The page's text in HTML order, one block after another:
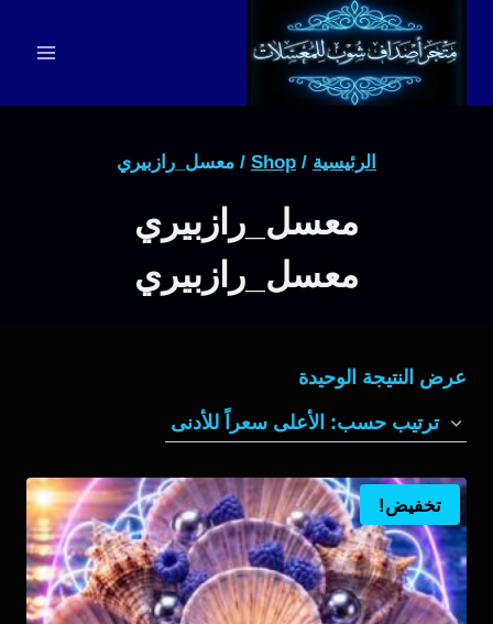
المحتوى
الرئيسية /
Shop
/ معسل_رازبيري
معسل_رازبيري
معسل_رازبيري
عرض النتيجة الوحيدة
تخفيض!